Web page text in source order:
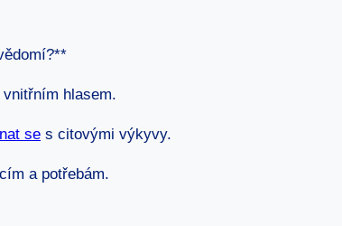
hlasem.
se s citovými výkyvy.
a potřebám.